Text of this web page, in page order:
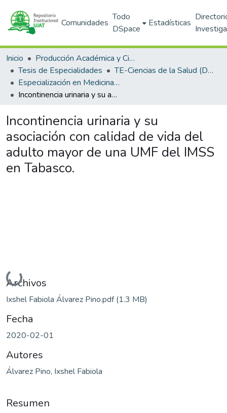
Comunidades
Todo
DSpace
Estadísticas
Inicio
Producción Académica y Científica
Tesis de Especialidades
TE-Ciencias de la Salud (DACS)
Especialización en Medicina Familiar (PNPC)
Incontinencia urinaria y su asociación con calidad de vida del adulto mayor de una UMF del IMSS en Tabasco.
Incontinencia urinaria y su
asociación con calidad de vida del
adulto mayor de una UMF del IMSS
en Tabasco.
Cargando...
Archivos
Ixshel Fabiola Álvarez Pino.pdf(1.3 MB)
Fecha
2020-02-01
Autores
Álvarez Pino, Ixshel Fabiola
Resumen